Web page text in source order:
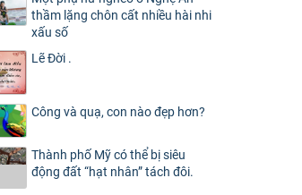
thầm lặng chôn cất nhiều hài nhi
xấu số
Lẽ Đời .
Công và quạ, con nào đẹp hơn?
Thành phố Mỹ có thể bị siêu
động đất “hạt nhân” tách đôi.